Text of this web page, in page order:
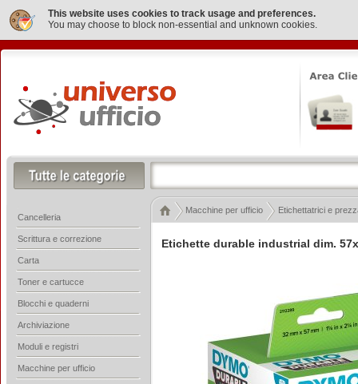
This website uses cookies to track usage and preferences.
You may choose to block non-essential and unknown cookies.
Etichette durable industrial dim.
Macchine per ufficio Etichettatrici e
Cancelleria
Scrittura e correzione
Carta
Toner e cartucce
Blocchi e quaderni
Archiviazione
Moduli e registri
Macchine per ufficio